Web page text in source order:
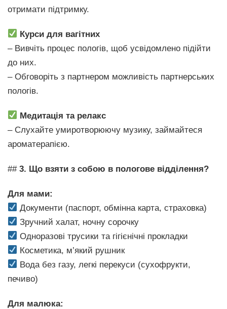
отримати підтримку.
Курси для вагітних
– Вивчіть процес пологів, щоб усвідомлено підійти
до них.
– Обговоріть з партнером можливість партнерських
пологів.
Медитація та релакс
– Слухайте умиротворюючу музику, займайтеся
ароматерапією.
## 3. Що взяти з собою в пологове відділення?
Для мами:
Документи (паспорт, обмінна карта, страховка)
Зручний халат, ночну сорочку
Одноразові трусики та гігієнічні прокладки
Косметика, м’який рушник
Вода без газу, легкі перекуси (сухофрукти,
печиво)
Для малюка: